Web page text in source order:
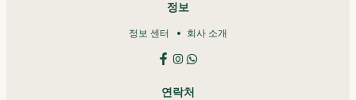
정보
정보 센터 회사 소개
연락처